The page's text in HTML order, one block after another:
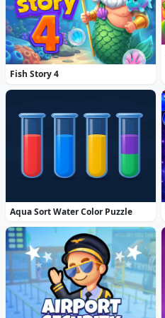
Fish Story 4
Aqua Sort Water Color Puzzle